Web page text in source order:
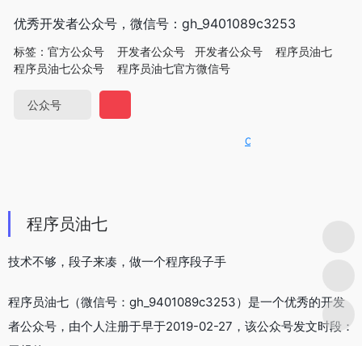
优秀开发者公众号，微信号：gh_9401089c3253
标签： 官方公众号 开发者公众号 开发者公众号
程序员油七
程序员油七公众号
程序员油七官方微信号
公众号
OpenIAPI，一站式大模型
程序员油七
技术不够，段子来凑，做一个程序段子手
程序员油七（微信号：gh_9401089c3253）是一个优秀的开发
者公众号，由个人注册于早于2019-02-27，该公众号发文时段：